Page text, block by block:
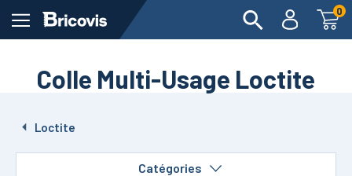
0
Colle Multi-Usage Loctite
Loctite
Catégories